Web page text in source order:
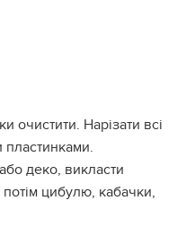
очистити. Нарізати всі
пластинками.
деко, викласти
цибулю, кабачки,